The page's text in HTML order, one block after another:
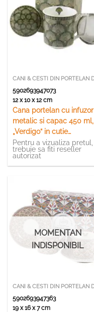
5902693947073
12 x 10 x 12 cm
Cana portelan cu infuzor
metalic si capac 450 ml,
„Verdigo” in cutie
decorativa, Geometric
Pentru a vizualiza pretul,
trebuie sa fiti reseller
autorizat
MOMENTAN
INDISPONIBIL
5902693947363
19 x 16 x 7 cm